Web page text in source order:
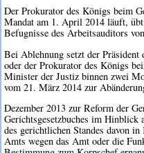
Der Prokurator des Königs beim
Mandat am 1. April 2014 läuft,
Befugnisse des Arbeitsauditors
Bei Ablehnung setzt der Präsident
oder der Prokurator des Königs
Minister der Justiz binnen zwei
vom 21. März 2014 zur
Dezember 2013 zur Reform der
Gerichtsgesetzbuches im
des gerichtlichen Standes davon
Amts wegen das Amt oder die